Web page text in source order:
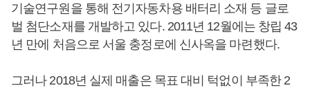
기술연구원을 통해 전기자동차용 배터리 소재 등 글로
벌 첨단소재를 개발하고 있다. 2011년 12월에는 창립 43
년 만에 처음으로 서울 충정로에 신사옥을 마련했다.
그러나 2018년 실제 매출은 목표 대비 턱없이 부족한 2